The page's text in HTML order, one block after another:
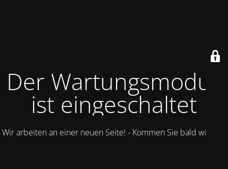
Der Wartungsmodus
ist eingeschaltet
Wir arbeiten an einer neuen Seite! - Kommen Sie bald wieder.